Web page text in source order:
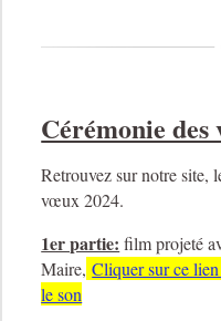
Cérémonie
Retrouvez sur notre site,
vœux 2024.
1er partie: film projeté
Maire, Cliquer sur ce
le son